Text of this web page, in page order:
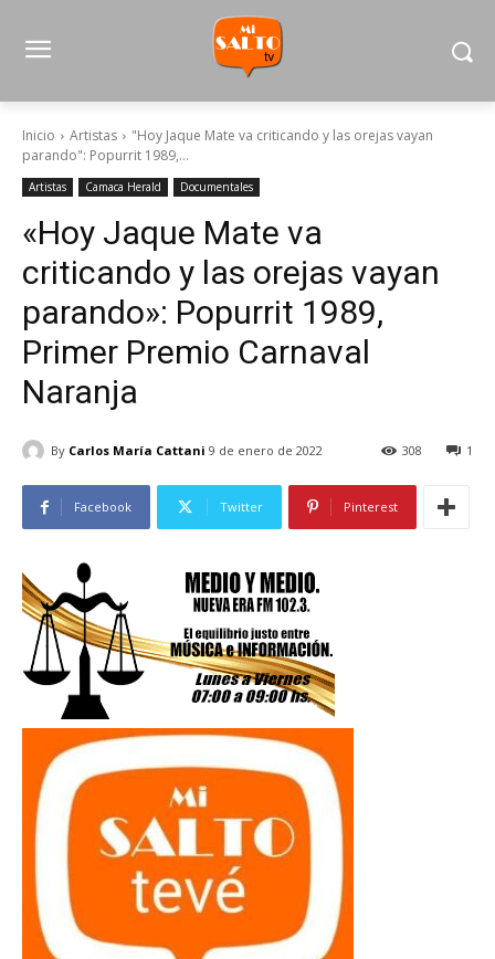
Inicio Artistas
"Hoy Jaque Mate va criticando y las orejas vayan
parando": Popurrit 1989,...
Artistas Camaca Herald Documentales
«Hoy Jaque Mate va
criticando y las orejas vayan
parando»: Popurrit 1989,
Primer Premio Carnaval
Naranja
By Carlos María Cattani 9 de enero de 2022 1
308
Facebook Twitter Pinterest